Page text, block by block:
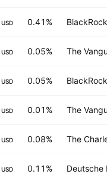
USD 0.41%
USD 0.05% The
USD 0.05%
USD 0.01% The
USD 0.08% The
USD 0.11% Deutsche